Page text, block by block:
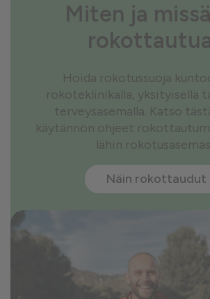
Miten ja
Hoida rokotussuoja
rokoteklinikalla, yksityisellä
terveysasemalla. Katso
käytännön ohjeet
lähin
Näin rokottaudut